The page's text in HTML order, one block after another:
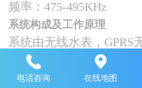
频率： 475-495KHz
系统构成及工作原理
系统由无线水表， GPRS
（计算机及管理软件）
系统模式：分控阀和不
电话咨询 在线地图